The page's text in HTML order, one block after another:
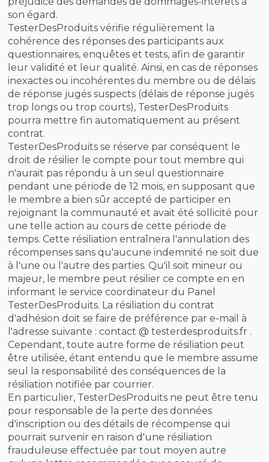
son égard.
TesterDesProduits vérifie régulièrement la
cohérence des réponses des participants aux
questionnaires, enquêtes et tests, afin de garantir
leur validité et leur qualité. Ainsi, en cas de réponses
inexactes ou incohérentes du membre ou de délais
de réponse jugés suspects (délais de réponse jugés
trop longs ou trop courts), TesterDesProduits
pourra mettre fin automatiquement au présent
contrat.
TesterDesProduits se réserve par conséquent le
droit de résilier le compte pour tout membre qui
n'aurait pas répondu à un seul questionnaire
pendant une période de 12 mois, en supposant que
le membre a bien sûr accepté de participer en
rejoignant la communauté et avait été sollicité pour
une telle action au cours de cette période de
temps. Cette résiliation entraînera l'annulation des
récompenses sans qu'aucune indemnité ne soit due
à l'une ou l'autre des parties. Qu'il soit mineur ou
majeur, le membre peut résilier ce compte en en
informant le service coordinateur du Panel
TesterDesProduits. La résiliation du contrat
d'adhésion doit se faire de préférence par e-mail à
l'adresse suivante : contact @ testerdesproduits.fr .
Cependant, toute autre forme de résiliation peut
être utilisée, étant entendu que le membre assume
seul la responsabilité des conséquences de la
résiliation notifiée par courrier.
En particulier, TesterDesProduits ne peut être tenu
pour responsable de la perte des données
d'inscription ou des détails de récompense qui
pourrait survenir en raison d'une résiliation
frauduleuse effectuée par tout moyen autre